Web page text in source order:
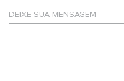
DEIXE SUA MENSAGEM